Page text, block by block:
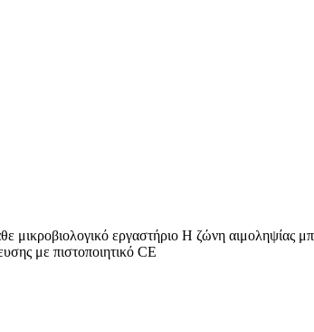
εργαστήριο Η ζώνη αιμοληψίας
με πιστοποιητικό CE